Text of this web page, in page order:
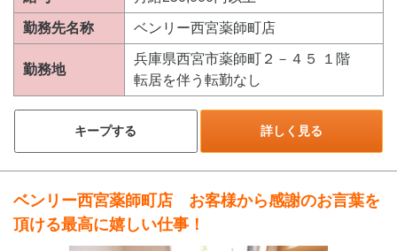
勤務先名称 ベンリー西宮薬師町店
勤務地
兵庫県西宮市薬師町２－４５ １階
転居を伴う転勤なし
キープする 詳しく見る
ベンリー西宮薬師町店 お客様から感謝のお言葉を
頂ける最高に嬉しい仕事！